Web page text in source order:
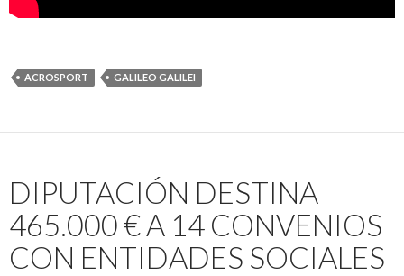
ACROSPORT GALILEO GALILEI
DIPUTACIÓN DESTINA
465.000 € A 14 CONVENIOS
CON ENTIDADES SOCIALES